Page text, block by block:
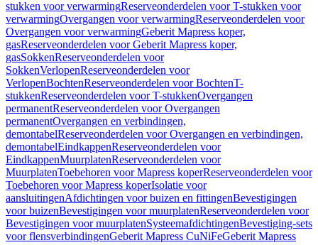
stukken voor verwarmingReserveonderdelen voor T-stukken voor
verwarmingOvergangen voor verwarmingReserveonderdelen voor
Overgangen voor verwarmingGeberit Mapress koper,
gasReserveonderdelen voor Geberit Mapress koper,
gasSokkenReserveonderdelen voor
SokkenVerlopenReserveonderdelen voor
VerlopenBochtenReserveonderdelen voor BochtenT-
stukkenReserveonderdelen voor T-stukkenOvergangen
permanentReserveonderdelen voor Overgangen
permanentOvergangen en verbindingen,
demontabelReserveonderdelen voor Overgangen en verbindingen,
demontabelEindkappenReserveonderdelen voor
EindkappenMuurplatenReserveonderdelen voor
MuurplatenToebehoren voor Mapress koperReserveonderdelen voor
Toebehoren voor Mapress koperIsolatie voor
aansluitingenAfdichtingen voor buizen en fittingenBevestigingen
voor buizenBevestigingen voor muurplatenReserveonderdelen voor
Bevestigingen voor muurplatenSysteemafdichtingenBevestiging-sets
voor flensverbindingenGeberit Mapress CuNiFeGeberit Mapress